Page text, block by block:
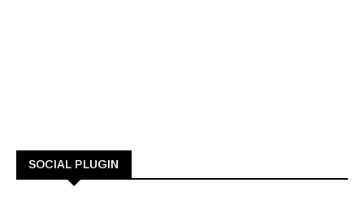
SOCIAL PLUGIN